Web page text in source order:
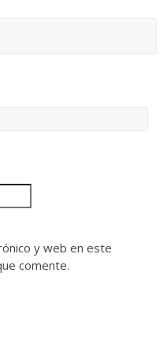
y web en este
comente.